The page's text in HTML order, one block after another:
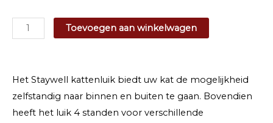
Staywell
Deluxe
handmatig
Wit
aantal
Toevoegen aan winkelwagen
Het Staywell kattenluik biedt uw kat de mogelijkheid
zelfstandig naar binnen en buiten te gaan. Bovendien
heeft het luik 4 standen voor verschillende